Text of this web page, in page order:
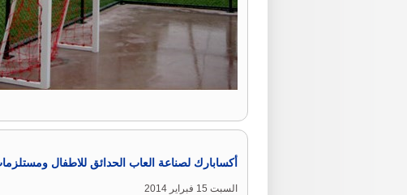
أكسابارك لصناعة العاب الحدائق للاطفال
السبت 15 فبراير 2014